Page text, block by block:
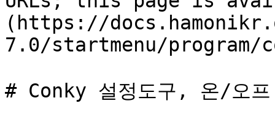
(https://
7.0/startmenu/program/
# Conky 설정도구, 온/오프